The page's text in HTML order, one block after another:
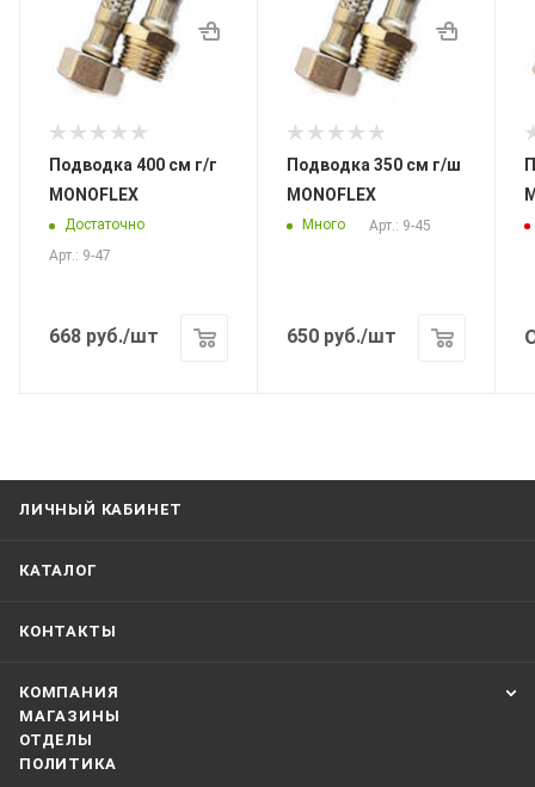
Подводка 400 см г/г
MONOFLEX
Достаточно
Арт.: 9-47
668 руб./шт
Подводка 350 см г/ш
MONOFLEX
Много Арт.: 9-45
650 руб./шт
ЛИЧНЫЙ КАБИНЕТ
КАТАЛОГ
КОНТАКТЫ
КОМПАНИЯ
МАГАЗИНЫ
ОТДЕЛЫ
ПОЛИТИКА